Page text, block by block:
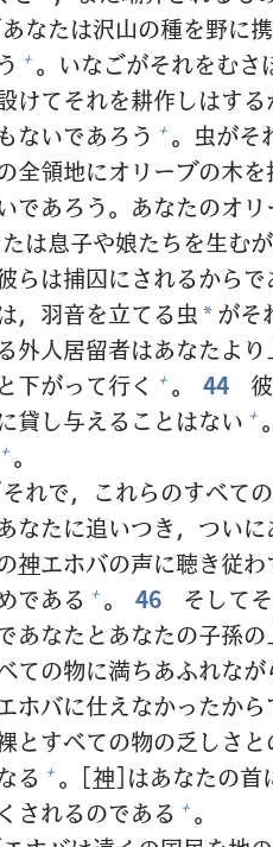
なたは沢山の種を野に携
+ 。いなごがそれをむさ
けてそれを耕作しはす
ないであろう + 。 虫がそ
全領地にオリーブの木を
であろう。あなたのオリ
は息子や娘たちを生む
らは捕囚にされるからで
， 羽音を立てる虫 * がそ
外人居留者はあなたより
下がって行く + 。 44 彼
貸し与えることはない + 。
+ 。
それで，これらのすべての
なたに追いつき，つい
神エホバの声に聴き従わ
である + 。 46 そして
あなたとあなたの子孫の
ての物に満ちあふれなが
ホバに仕えなかったから
とすべての物の乏しさと
る + 。[神]はあなたの首
くされるのである + 。